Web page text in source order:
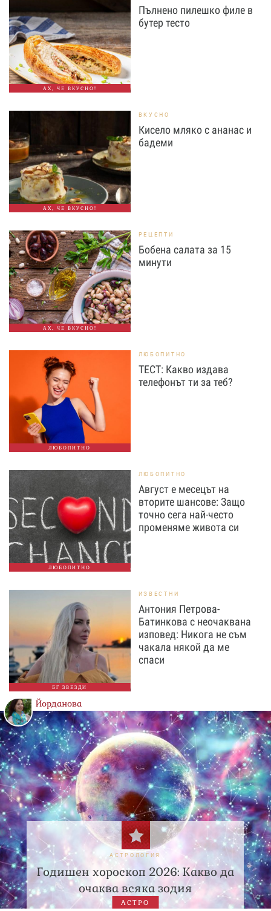
АХ, ЧЕ ВКУСНО!
Пълнено пилешко филе в
бутер тесто
АХ, ЧЕ ВКУСНО!
ВКУСНО
Кисело мляко с ананас и
бадеми
АХ, ЧЕ ВКУСНО!
РЕЦЕПТИ
Бобена салата за 15
минути
ЛЮБОПИТНО
ЛЮБОПИТНО
ТЕСТ: Какво издава
телефонът ти за теб?
ЛЮБОПИТНО
ЛЮБОПИТНО
Август е месецът на
вторите шансове: Защо
точно сега най-често
променяме живота си
БГ ЗВЕЗДИ
ИЗВЕСТНИ
Антония Петрова-
Батинкова с неочаквана
изповед: Никога не съм
чакала някой да ме
спаси
Йорданова
АСТРОЛОГИЯ
Годишен хороскоп 2026: Какво да
очаква всяка зодия
АСТРО